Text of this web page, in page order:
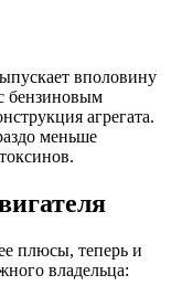
вполовину
бензиновым
агрегата.
меньше
плюсы, теперь и
владельца: